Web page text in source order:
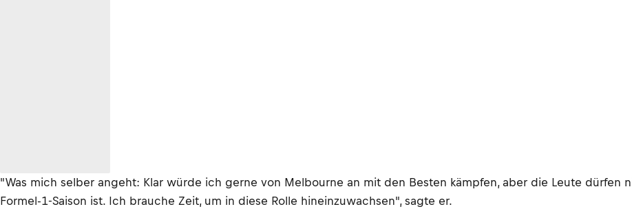
"Was mich selber angeht: Klar würde ich gerne von Melbourne an mit den Besten kämpfen, aber die Leute dürfen
Formel-1-Saison ist. Ich brauche Zeit, um in diese Rolle hineinzuwachsen", sagte er.